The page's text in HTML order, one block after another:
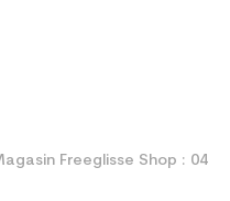
Freeglisse Shop : 04